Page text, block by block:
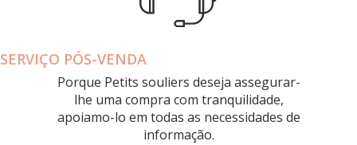
SERVIÇO PÓS-VENDA
Porque Petits souliers deseja assegurar-
lhe uma compra com tranquilidade,
apoiamo-lo em todas as necessidades de
informação.